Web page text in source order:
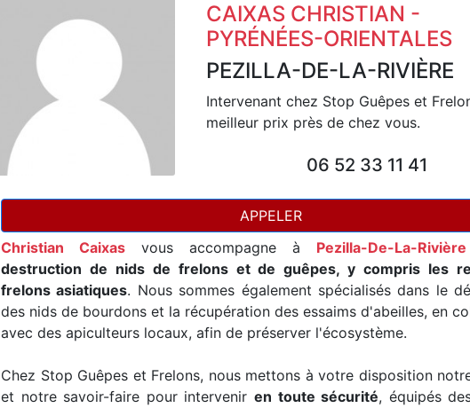
CAIXAS CHRISTIAN -
PYRÉNÉES-ORIENTALES
PEZILLA-DE-LA-RIVIÈRE
Intervenant chez Stop Guêpes et
meilleur prix près de chez vous.
06 52 33 11 41
APPELER
Christian Caixas vous accompagne à Pezilla-De-La-Rivière
destruction de nids de frelons et de guêpes, y compris les
frelons asiatiques. Nous sommes également spécialisés dans le
des nids de bourdons et la récupération des essaims d'abeilles, en
avec des apiculteurs locaux, afin de préserver l'écosystème.
Chez Stop Guêpes et Frelons, nous mettons à votre disposition
et notre savoir-faire pour intervenir en toute sécurité, équipés